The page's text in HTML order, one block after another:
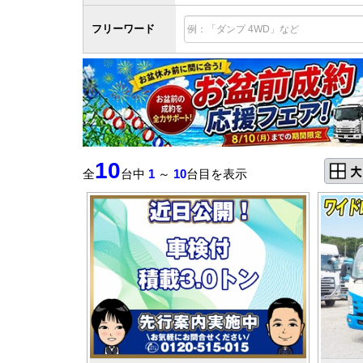
フリーワード
全10台中 1 ～ 10台目を表示